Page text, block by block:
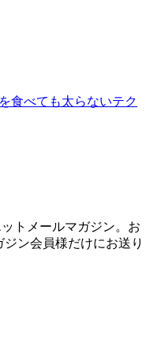
食べても太らないテク
トメールマガジン。お
ン会員様だけにお送り